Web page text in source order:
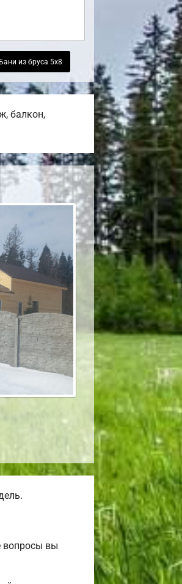
из бруса 5х8
балкон,
вопросы вы